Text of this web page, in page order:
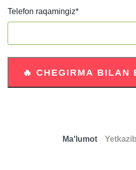
Telefon raqamingiz*
Ma'lumot